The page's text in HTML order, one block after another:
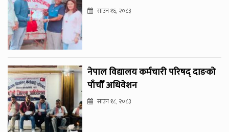
साउन १६, २०८३
नेपाल विद्यालय कर्मचारी परिषद् दाङको
पाँचौँ अधिवेशन
साउन १८, २०८३